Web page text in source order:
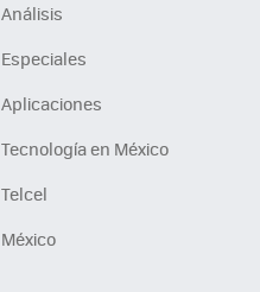
Análisis
Especiales
Aplicaciones
Tecnología en México
Telcel
México